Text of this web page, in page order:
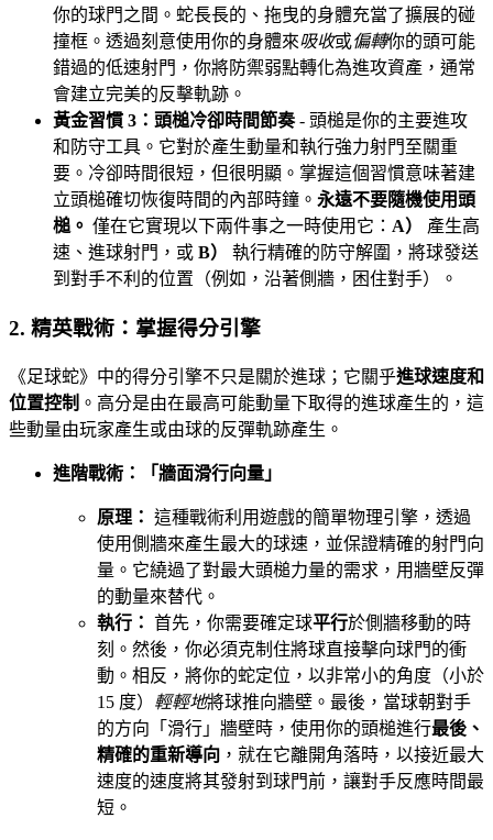
你的球門之間。蛇長長的、拖曳的身體充當了擴展的碰
撞框。透過刻意使用你的身體來吸收或偏轉你的頭可能
錯過的低速射門，你將防禦弱點轉化為進攻資產，通常
會建立完美的反擊軌跡。
黃金習慣 3：頭槌冷卻時間節奏- 頭槌是你的主要進攻
和防守工具。它對於產生動量和執行強力射門至關重
要。冷卻時間很短，但很明顯。掌握這個習慣意味著建
立頭槌確切恢復時間的內部時鐘。 永遠不要隨機使用頭
槌。 僅在它實現以下兩件事之一時使用它： A）
產生高
速、進球射門，或 B）
執行精確的防守解圍，將球發送
到對手不利的位置（例如，沿著側牆，困住對手）。
2. 精英戰術：掌握得分引擎
《足球蛇》中的得分引擎不只是關於進球；它關乎進球速度和
位置控制 。高分是由在最高可能動量下取得的進球產生的，這
些動量由玩家產生或由球的反彈軌跡產生。
進階戰術：「牆面滑行向量」
原理： 這種戰術利用遊戲的簡單物理引擎，透過
使用側牆來產生最大的球速，並保證精確的射門向
量。它繞過了對最大頭槌力量的需求，用牆壁反彈
的動量來替代。
執行： 首先，你需要確定球平行於側牆移動的時
刻。然後，你必須克制住將球直接擊向球門的衝
動。相反，將你的蛇定位，以非常小的角度（小於
15 度） 輕輕地將球推向牆壁。最後，當球朝對手
的方向「滑行」牆壁時，使用你的頭槌進行最後、
精確的重新導向 ，就在它離開角落時，以接近最大
速度的速度將其發射到球門前，讓對手反應時間最
短。